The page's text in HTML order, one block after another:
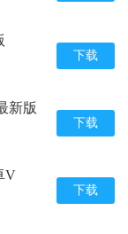
下载
新版
下载
V
下载